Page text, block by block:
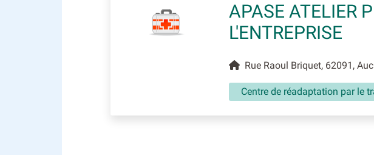
APASE ATELIER
L'ENTREPRISE
Rue Raoul Briquet, 62091,
Centre de réadaptation par le